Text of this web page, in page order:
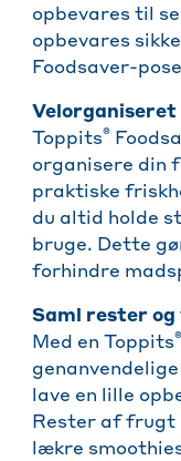
opbevares til
opbevares
Foodsaver-
Velorganiseret
Toppits®
organisere din
praktiske
du altid holde
bruge. Dette
forhindre
Saml rester
Med en Toppits®
lave en lille
Rester af frugt
lækre